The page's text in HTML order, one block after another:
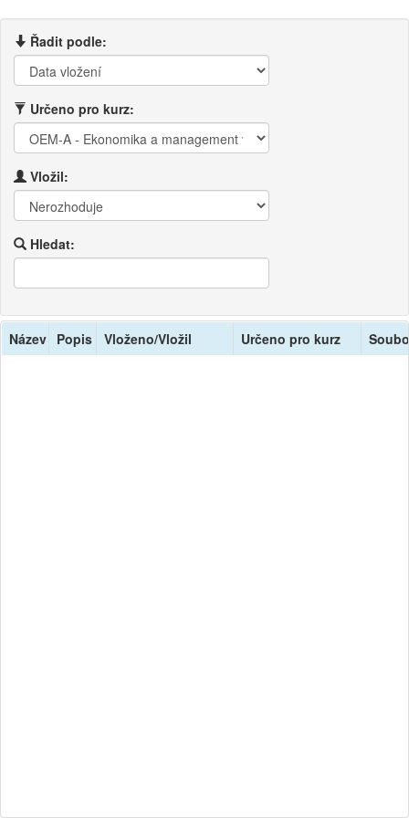
Řadit podle:
Určeno pro kurz:
Vložil:
Hledat:
Název Popis Vloženo/Vložil Určeno pro kurz